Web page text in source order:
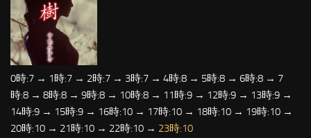
0時:7 → 1時:7 → 2時:7 → 3時:7 → 4時:8 → 5時:8 → 6時:8 → 7
時:8 → 8時:8 → 9時:8 → 10時:8 → 11時:9 → 12時:9 → 13時:9 →
14時:9 → 15時:9 → 16時:10 → 17時:10 → 18時:10 → 19時:10 →
20時:10 → 21時:10 → 22時:10 → 23時:10